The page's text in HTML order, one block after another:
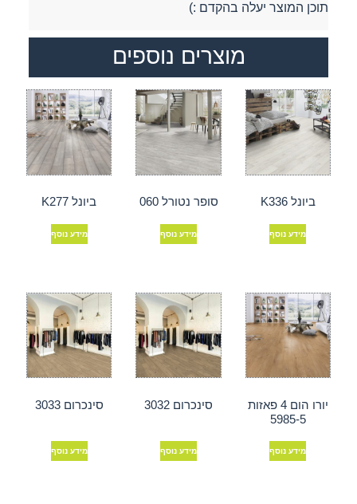
תוכן המוצר יעלה בהקדם :)
מוצרים נוספים
ביונל K336
מידע נוסף
סופר נטורל 060
מידע נוסף
ביונל K277
מידע נוסף
יורו הום 4 פאזות
5985-5
מידע נוסף
סינכרום 3032
מידע נוסף
סינכרום 3033
מידע נוסף